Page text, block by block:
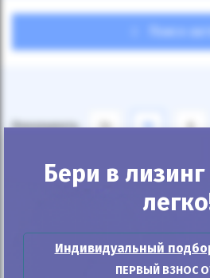
Поиск авто
Показывать 24 12 6
По умолчанию
Бери в
Индивидуальный
ПЕРВЫЙ ВЗНОС